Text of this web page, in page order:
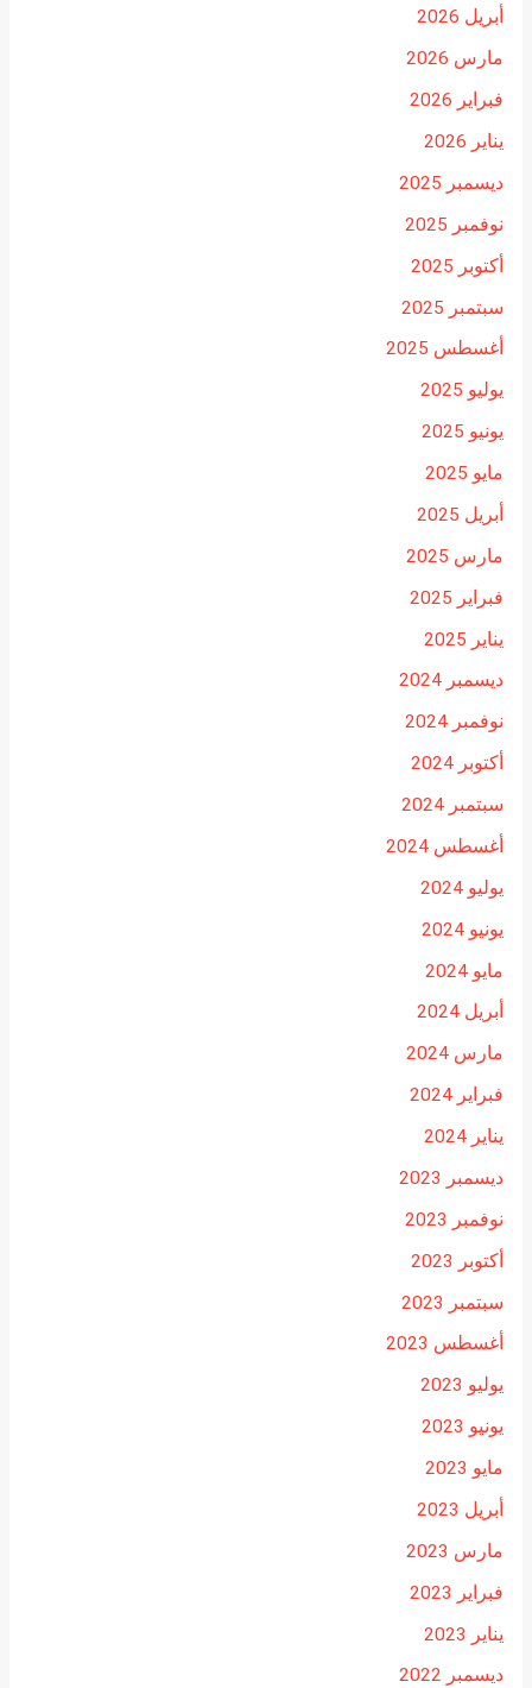
أبريل 2026
مارس 2026
فبراير 2026
يناير 2026
ديسمبر 2025
نوفمبر 2025
أكتوبر 2025
سبتمبر 2025
أغسطس 2025
يوليو 2025
يونيو 2025
مايو 2025
أبريل 2025
مارس 2025
فبراير 2025
يناير 2025
ديسمبر 2024
نوفمبر 2024
أكتوبر 2024
سبتمبر 2024
أغسطس 2024
يوليو 2024
يونيو 2024
مايو 2024
أبريل 2024
مارس 2024
فبراير 2024
يناير 2024
ديسمبر 2023
نوفمبر 2023
أكتوبر 2023
سبتمبر 2023
أغسطس 2023
يوليو 2023
يونيو 2023
مايو 2023
أبريل 2023
مارس 2023
فبراير 2023
يناير 2023
ديسمبر 2022